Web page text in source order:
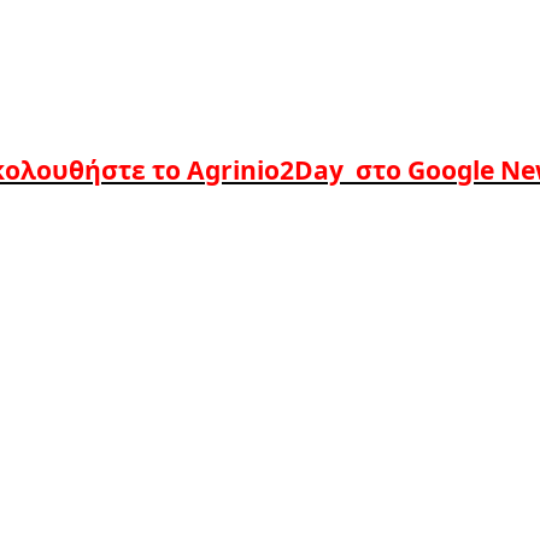
το Agrinio2Day στο Google